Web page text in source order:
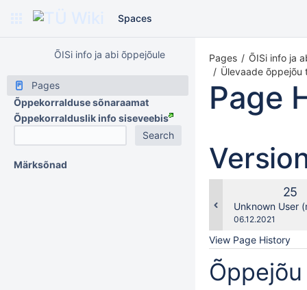
Spaces
ÕISi info ja abi õppejõule
Pages
Õppekorralduse sõnaraamat
Õppekorralduslik info siseveebis
Märksõnad
Pages
ÕISi info ja
Ülevaade õppejõu
Page
Old
25
Unknown User
Saved
06.12.2021
View Page History